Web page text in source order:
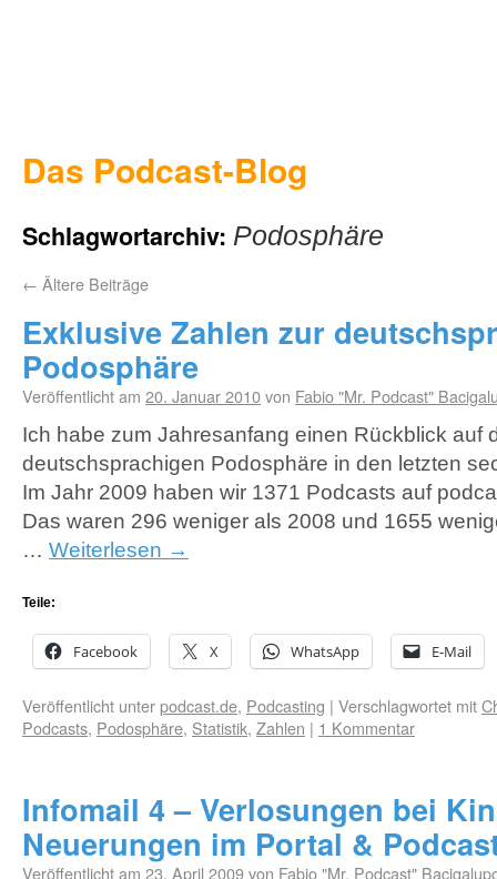
Das Podcast-Blog
Schlagwortarchiv: Podosphäre
← Ältere Beiträge
Exklusive Zahlen zur
Podosphäre
Veröffentlicht am 20. Januar 2010von Fabio "Mr. Podcast"
Ich habe zum Jahresanfang einen Rückblick auf
deutschsprachigen Podosphäre in den letzten
Im Jahr 2009 haben wir 1371 Podcasts auf
Das waren 296 weniger als 2008 und 1655
… Weiterlesen →
Teile:
Facebook X WhatsApp E-Mail
Veröffentlicht unterpodcast.de, Podcasting | Verschlagwortet mit
Podcasts, Podosphäre, Statistik, Zahlen | 1 Kommentar
Infomail 4 – Verlosungen bei
Neuerungen im Portal &
Veröffentlicht am 23. April 2009von Fabio "Mr. Podcast"